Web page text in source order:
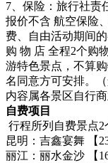
7、保险：旅行社责
报价不含 航空保险
费、自由活动期间的
购 物 店 全程2个购
游特色景点，不算
名同意方可安排。
内容属各景区自行
自费项目
行程所列自费景点2
昆明：吉鑫宴舞 【
丽江：丽水金沙 【